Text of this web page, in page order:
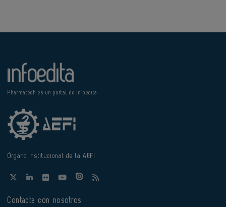
Pharmatech es un portal de Infoedita
Órgano institucional de la AEFI
Contacte con nosotros